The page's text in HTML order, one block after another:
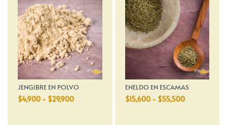
JENGIBRE EN POLVO
$4,900 - $29,900
ENELDO EN ESCAMAS
$15,600 - $55,500